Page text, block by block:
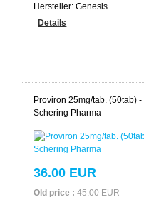
Hersteller:Genesis
Details
Proviron 25mg/tab. (50tab) -
Schering Pharma
36.00 EUR
Old price : 45.00 EUR